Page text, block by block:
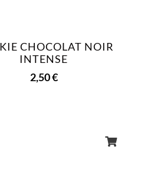
CHOCOLAT NOIR
INTENSE
2,50€